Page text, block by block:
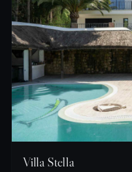
Villa Stella